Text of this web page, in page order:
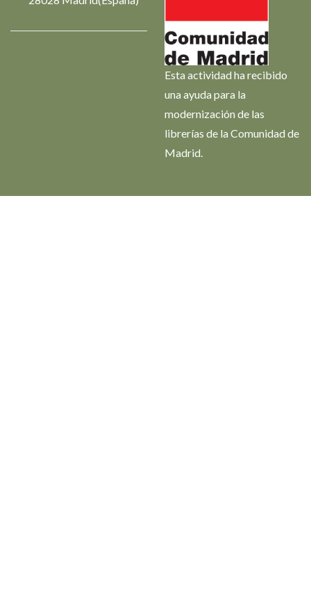
Esta actividad ha recibido
una ayuda para la
modernización de las
librerías de la Comunidad de
Madrid.